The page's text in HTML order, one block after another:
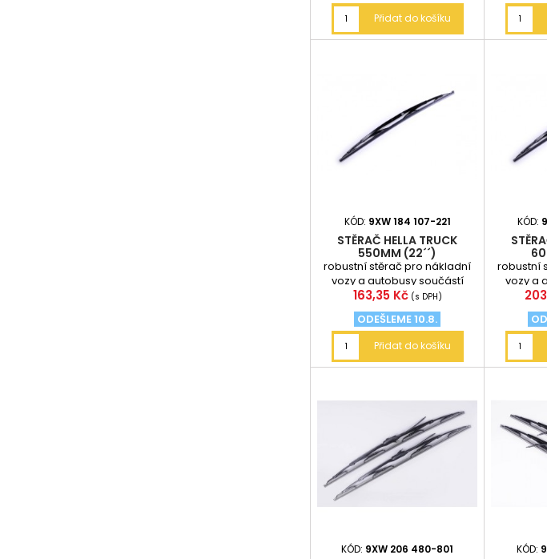
Přidat do košíku
KÓD: 9XW 184 107-221
STĚRAČ HELLA TRUCK
550MM (22´´)
robustní stěrač pro nákladní
vozy a autobusy součástí
balení jsou adaptéry pro
raménka 8mm...
Cena
163,35 Kč (s DPH)
ODEŠLEME 10.8.
Přidat do košíku
KÓD:
robustní
vozy a
balení
KÓD: 9XW 206 480-801 KÓD: